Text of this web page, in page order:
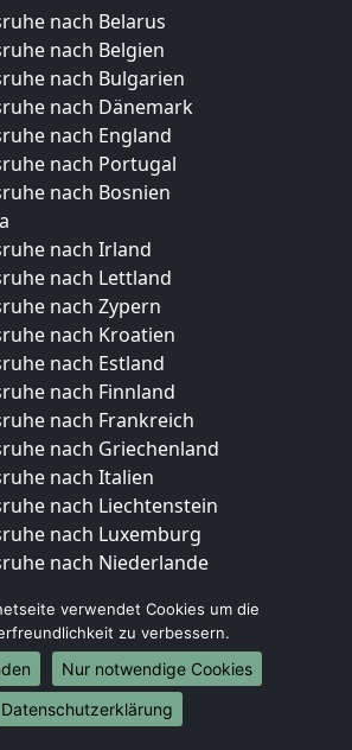
nach Belarus
nach Belgien
nach Bulgarien
nach Dänemark
nach England
nach Portugal
nach Bosnien
nach Irland
nach Lettland
nach Zypern
nach Kroatien
nach Estland
nach Finnland
nach Frankreich
nach Griechenland
nach Italien
nach Liechtenstein
nach Luxemburg
nach Niederlande
nach Berlin
nach Hamburg
nach München
verwendet Cookies um die
zu verbessern.
Nur notwendige Cookies
Datenschutzerklärung